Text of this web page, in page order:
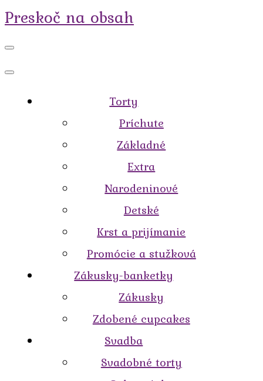
Preskoč na obsah
Torty
Príchute
Základné
Extra
Narodeninové
Detské
Krst a prijímanie
Promócie a stužková
Zákusky-banketky
Zákusky
Zdobené cupcakes
Svadba
Svadobné torty